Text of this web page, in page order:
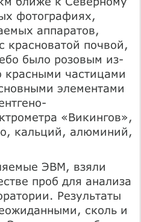
фотографиях,
аппаратов,
красноватой почвой,
было розовым из-
красными частицами
элементами
«Викингов»,
кальций, алюминий,
ЭВМ, взяли
проб для анализа
Результаты
сколь и